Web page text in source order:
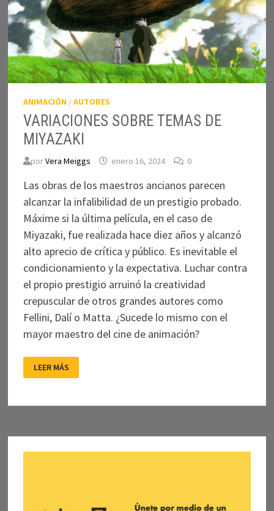
ANIMACIÓN / AUTORES
VARIACIONES SOBRE TEMAS DE
MIYAZAKI
porVera Meiggs enero 16, 2024 0
Las obras de los maestros ancianos parecen
alcanzar la infalibilidad de un prestigio probado.
Máxime si la última película, en el caso de
Miyazaki, fue realizada hace diez años y alcanzó
alto aprecio de crítica y público. Es inevitable el
condicionamiento y la expectativa. Luchar contra
el propio prestigio arruinó la creatividad
crepuscular de otros grandes autores como
Fellini, Dalí o Matta. ¿Sucede lo mismo con el
mayor maestro del cine de animación?
VARIACIONES
SOBRE
TEMAS
LEER MÁS